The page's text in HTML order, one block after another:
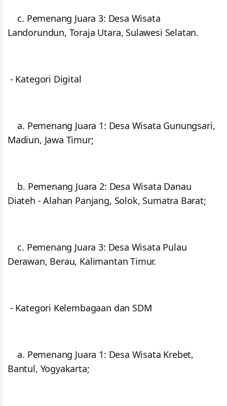
c. Pemenang Juara 3: Desa Wisata
Landorundun, Toraja Utara, Sulawesi Selatan.
- Kategori Digital
a. Pemenang Juara 1: Desa Wisata Gunungsari,
Madiun, Jawa Timur;
b. Pemenang Juara 2: Desa Wisata Danau
Diateh - Alahan Panjang, Solok, Sumatra Barat;
c. Pemenang Juara 3: Desa Wisata Pulau
Derawan, Berau, Kalimantan Timur.
- Kategori Kelembagaan dan SDM
a. Pemenang Juara 1: Desa Wisata Krebet,
Bantul, Yogyakarta;